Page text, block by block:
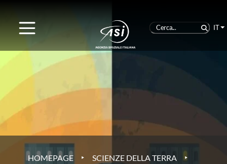
IT
HOMEPAGE ‣ SCIENZE DELLA TERRA ‣